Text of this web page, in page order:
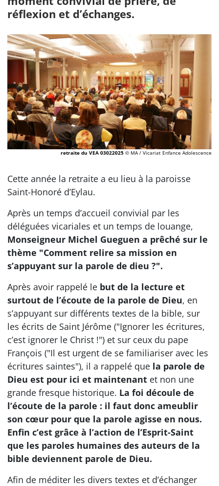
réflexion et d’échanges.
retraite du VEA 03022025 © MA / Vicariat Enfance Adolescence
Cette année la retraite a eu lieu à la paroisse
Saint-Honoré d’Eylau.
Après un temps d’accueil convivial par les
déléguées vicariales et un temps de louange,
Monseigneur Michel Gueguen a prêché sur le
thème "Comment relire sa mission en
s’appuyant sur la parole de dieu ?".
Après avoir rappelé le but de la lecture et
surtout de l’écoute de la parole de Dieu, en
s’appuyant sur différents textes de la bible, sur
les écrits de Saint Jérôme ("Ignorer les écritures,
c’est ignorer le Christ !") et sur ceux du pape
François ("Il est urgent de se familiariser avec les
écritures saintes"), il a rappelé que la parole de
Dieu est pour ici et maintenant et non une
grande fresque historique. La foi découle de
l’écoute de la parole : il faut donc ameublir
son cœur pour que la parole agisse en nous.
Enfin c’est grâce à l’action de l’Esprit-Saint
que les paroles humaines des auteurs de la
bible deviennent parole de Dieu.
Afin de méditer les divers textes et d’échanger